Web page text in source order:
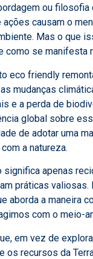
ou filosofia
causam o
Mas o que
como se manifesta
eco friendly
mudanças
e a perda de
global sobre
de adotar uma
a natureza.
significa apenas
práticas valiosas.
aborda a maneira
com o meio-
em vez de
os recursos da